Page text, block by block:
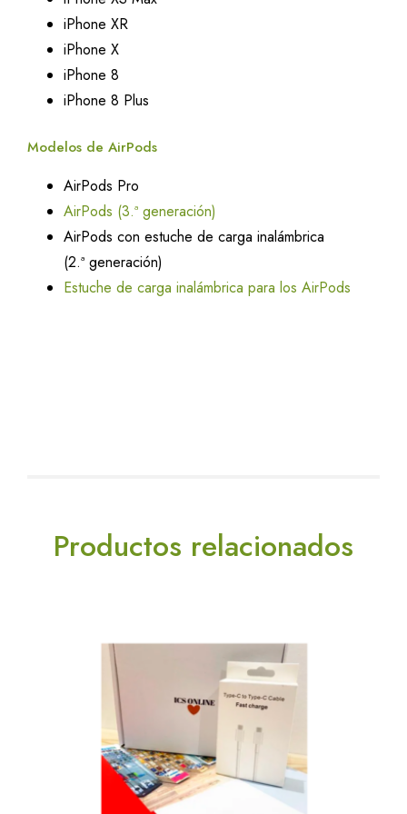
iPhone XR
iPhone X
iPhone 8
iPhone 8 Plus
Modelos de AirPods
AirPods Pro
AirPods (3.ª generación)
AirPods con estuche de carga inalámbrica
(2.ª generación)
Estuche de carga inalámbrica para los AirPods
Productos relacionados